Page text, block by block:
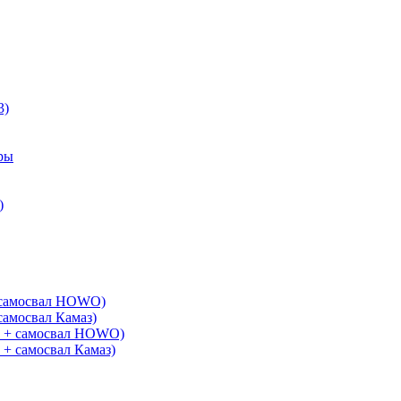
HOWO)
Камаз)
самосвал HOWO)
самосвал Камаз)